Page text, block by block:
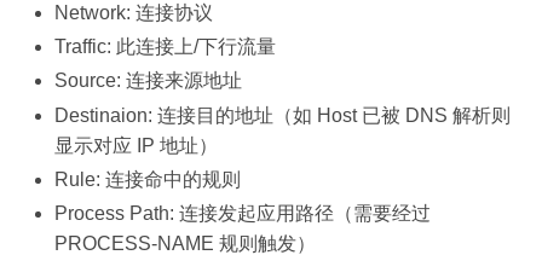
Network: 连接协议
Traffic: 此连接上/下行流量
Source: 连接来源地址
Destinaion: 连接目的地址（如 Host 已被 DNS 解析则
显示对应 IP 地址）
Rule: 连接命中的规则
Process Path: 连接发起应用路径（需要经过
PROCESS-NAME 规则触发）